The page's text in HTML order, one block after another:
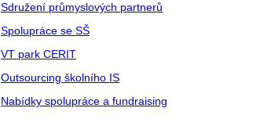
Sdružení průmyslových partnerů
Spolupráce se SŠ
VT park CERIT
Outsourcing školního IS
Nabídky spolupráce a fundraising